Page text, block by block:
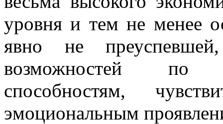
уровня и тем не менее
явно не
возможностей по
способностям,
эмоциональным